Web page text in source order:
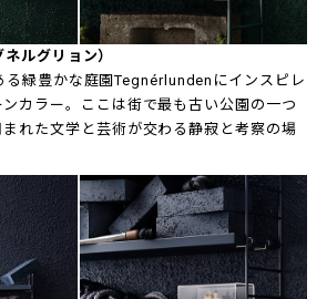
ルグリョン）
緑豊かな庭園Tegnérlundenにインスピレ
カラー。ここは街で最も古い公園の一つ
れた文学と芸術が交わる静寂と考察の場